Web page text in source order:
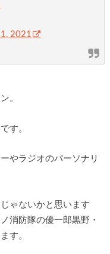
2021
。
す。
やラジオのパーソナリ
ゃないかと思います
消防隊の優一郎黒野・
す。